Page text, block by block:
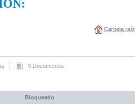
Carpeta raíz
9 Documentos
Bloqueado